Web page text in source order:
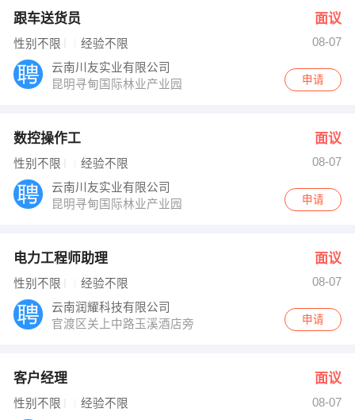
跟车送货员 面议
性别不限 经验不限
08-07
云南川友实业有限公司
昆明寻甸国际林业产业园
申请
数控操作工 面议
性别不限 经验不限
08-07
云南川友实业有限公司
昆明寻甸国际林业产业园
申请
电力工程师助理 面议
性别不限 经验不限
08-07
云南润耀科技有限公司
官渡区关上中路玉溪酒店旁
申请
客户经理 面议
性别不限 经验不限
08-07